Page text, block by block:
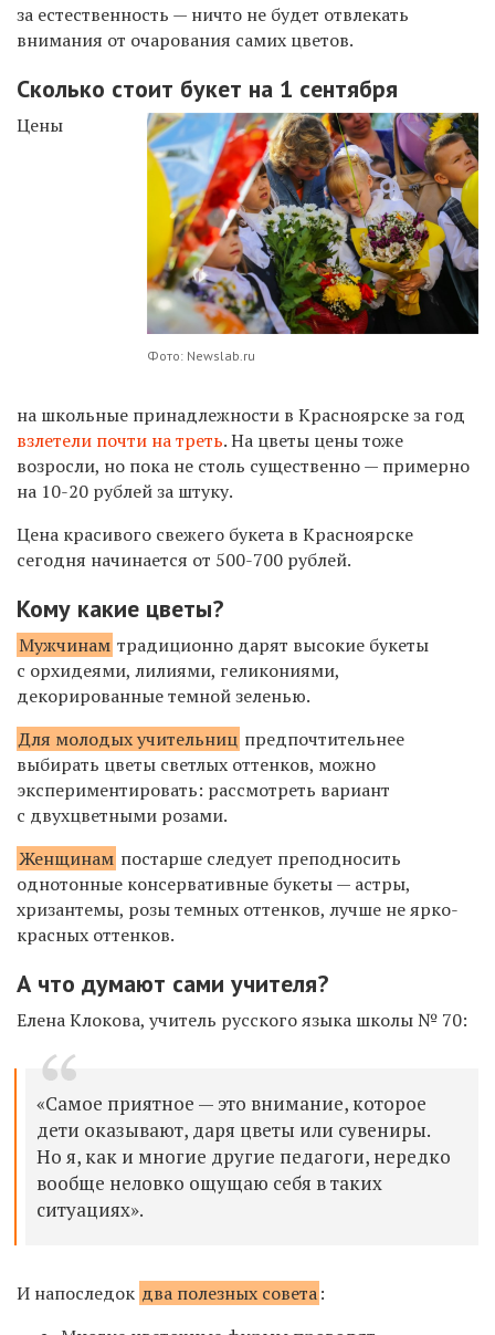
за естественность — ничто не будет отвлекать
внимания от очарования самих цветов.
Сколько стоит букет на 1 сентября
Фото: Newslab.ru
Цены
на школьные принадлежности в Красноярске за год
взлетели почти на треть. На цветы цены тоже
возросли, но пока не столь существенно — примерно
на 10-20 рублей за штуку.
Цена красивого свежего букета в Красноярске
сегодня начинается от 500-700 рублей.
Кому какие цветы?
Мужчинам традиционно дарят высокие букеты
с орхидеями, лилиями, геликониями,
декорированные темной зеленью.
Для молодых учительниц предпочтительнее
выбирать цветы светлых оттенков, можно
экспериментировать: рассмотреть вариант
с двухцветными розами.
Женщинам постарше следует преподносить
однотонные консервативные букеты — астры,
хризантемы, розы темных оттенков, лучше не ярко-
красных оттенков.
А что думают сами учителя?
Елена Клокова, учитель русского языка школы № 70:
«Самое приятное ­— это внимание, которое
дети оказывают, даря цветы или сувениры.
Но я, как и многие другие педагоги, нередко
вообще неловко ощущаю себя в таких
ситуациях».
И напоследок два полезных совета: